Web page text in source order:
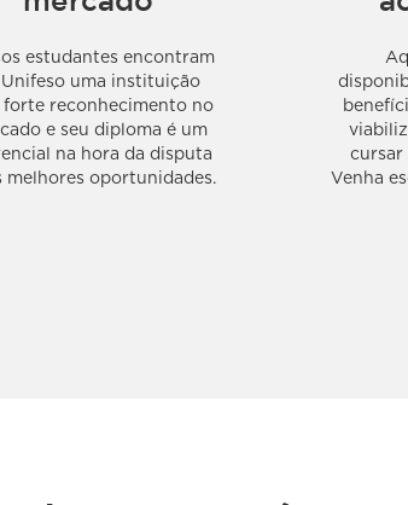
estudantes encontram
uma instituição
forte reconhecimento no
e seu diploma é um
na hora da disputa
melhores oportunidades.
cursar
Venha